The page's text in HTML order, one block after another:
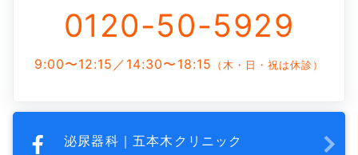
0120-50-5929
9:00〜12:15／14:30〜18:15 （木・日・祝は休診）
泌尿器科｜五本木クリニック